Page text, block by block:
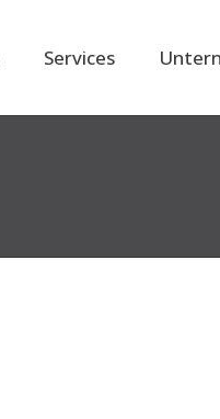
Services